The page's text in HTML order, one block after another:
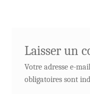
Laisser un
Votre adresse e-
obligatoires sont